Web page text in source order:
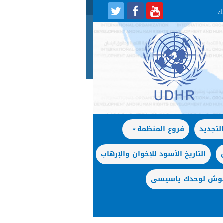
فروع المنظمة
التاريخ الأسود للإخوان والإرهاب
موش لوحدك ياسيسى